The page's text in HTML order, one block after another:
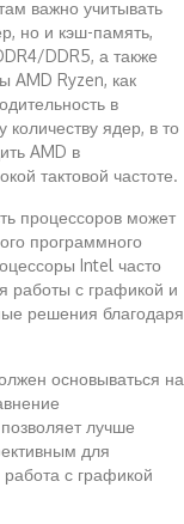
важно учитывать
но и кэш-память,
DDR5, а также
AMD Ryzen, как
в
ядер, в то
AMD в
тактовой частоте.
процессоров может
программного
Intel часто
работы с графикой и
решения благодаря
основываться на
лучше
для
с графикой